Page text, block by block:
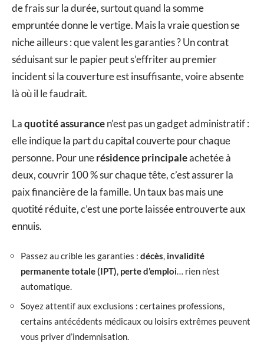
de frais sur la durée, surtout quand la somme
empruntée donne le vertige. Mais la vraie question se
niche ailleurs : que valent les garanties ? Un contrat
séduisant sur le papier peut s’effriter au premier
incident si la couverture est insuffisante, voire absente
là où il le faudrait.
Laquotité assurancen’est pas un gadget administratif :
elle indique la part du capital couverte pour chaque
personne. Pour unerésidence principaleachetée à
deux, couvrir 100 % sur chaque tête, c’est assurer la
paix financière de la famille. Un taux bas mais une
quotité réduite, c’est une porte laissée entrouverte aux
ennuis.
Passez au crible les garanties : décès, invalidité
permanente totale (IPT), perte d’emploi… rien n’est
automatique.
Soyez attentif aux exclusions : certaines professions,
certains antécédents médicaux ou loisirs extrêmes peuvent
vous priver d’indemnisation.